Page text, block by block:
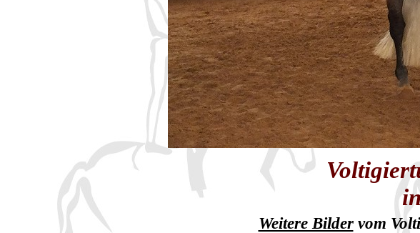
Weitere Bildervom